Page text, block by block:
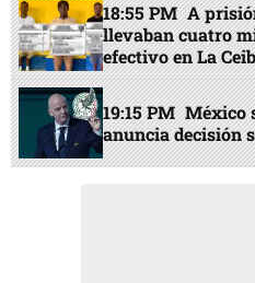
18:55 PM A
llevaban cuatro
efectivo en La
19:15 PM México
anuncia decisión